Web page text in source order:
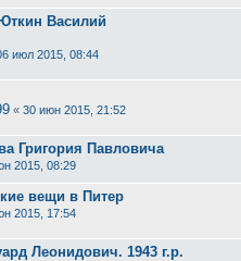
Василий
июл 2015, 08:44
« 30 июн 2015, 21:52
Григория Павловича
2015, 08:29
вещи в Питер
2015, 17:54
Леонидович. 1943 г.р.